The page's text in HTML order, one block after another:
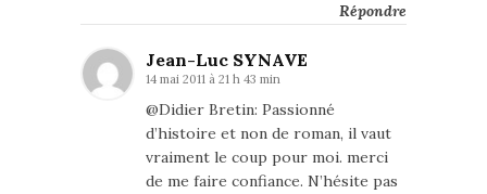
Répondre
Jean-Luc SYNAVE
14 mai 2011 à 21 h 43 min
@Didier Bretin: Passionné
d’histoire et non de roman, il vaut
vraiment le coup pour moi. merci
de me faire confiance. N’hésite pas